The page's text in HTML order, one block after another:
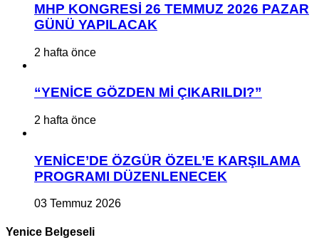
MHP KONGRESİ 26 TEMMUZ 2026 PAZAR
GÜNÜ YAPILACAK
2 hafta önce
“YENİCE GÖZDEN Mİ ÇIKARILDI?”
2 hafta önce
YENİCE’DE ÖZGÜR ÖZEL’E KARŞILAMA
PROGRAMI DÜZENLENECEK
03 Temmuz 2026
Yenice Belgeseli